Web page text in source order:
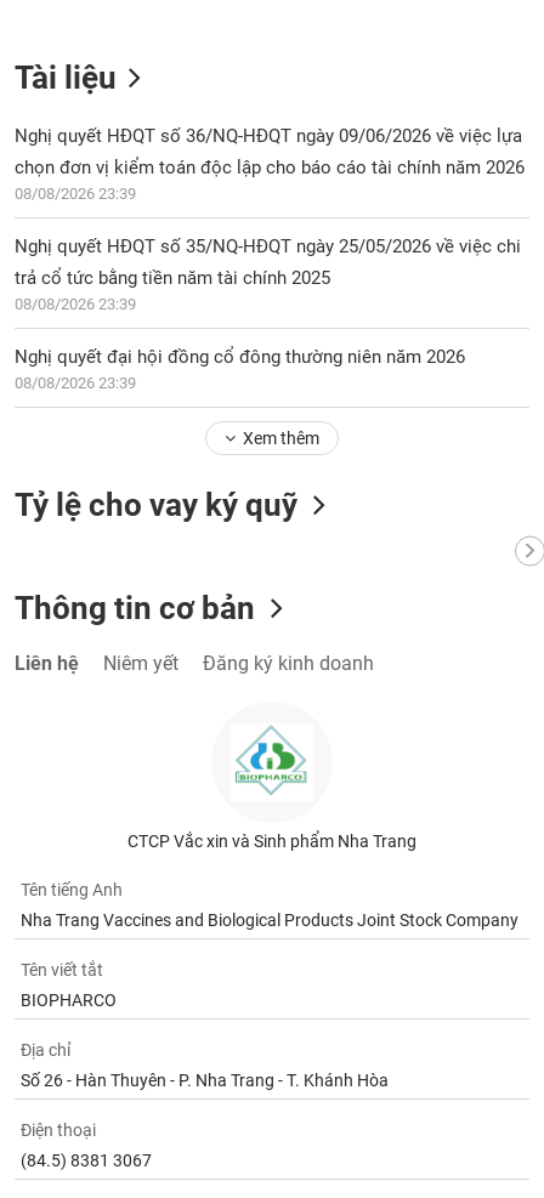
Tài liệu
Nghị quyết HĐQT số 36/NQ-HĐQT ngày 09/06/2026 về việc lựa
chọn đơn vị kiểm toán độc lập cho báo cáo tài chính năm 2026
08/08/2026 23:39
Nghị quyết HĐQT số 35/NQ-HĐQT ngày 25/05/2026 về việc chi
trả cổ tức bằng tiền năm tài chính 2025
08/08/2026 23:39
Nghị quyết đại hội đồng cổ đông thường niên năm 2026
08/08/2026 23:39
Xem thêm
Tỷ lệ cho vay ký quỹ
Thông tin cơ bản
Liên hệ Niêm yết Đăng ký kinh doanh
CTCP Vắc xin và Sinh phẩm Nha Trang
Tên tiếng Anh
Nha Trang Vaccines and Biological Products Joint Stock Company
Tên viết tắt
BIOPHARCO
Địa chỉ
Số 26 - Hàn Thuyên - P. Nha Trang - T. Khánh Hòa
Điện thoại
(84.5) 8381 3067
Sách
tài
cụ
đầu
tư
chính
Dữ
tài